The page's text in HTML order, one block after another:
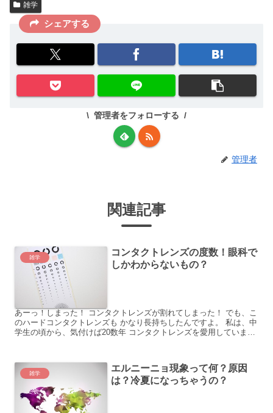
雑学
シェアする
管理者をフォローする
管理者
関連記事
雑学
コンタクトレンズの度数！眼科で
しかわからないもの？
あーっ！しまった！ コンタクトレンズが割れてしまった！ でも、こ
のハードコンタクトレンズも かなり長持ちしたんですよ。 私は、中
学生の頃から、気付けば20数年 コンタクトレンズを愛用していま
雑学
エルニーニョ現象って何？原因
は？冷夏になっちゃうの？